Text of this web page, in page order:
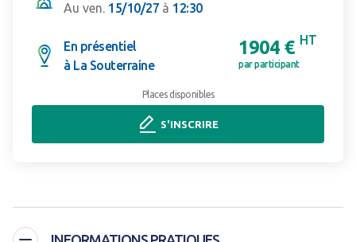
Au ven. 15/10/27 à 12:30
En présentiel
à La Souterraine
1904 € HT
par participant
Places disponibles
S'INSCRIRE